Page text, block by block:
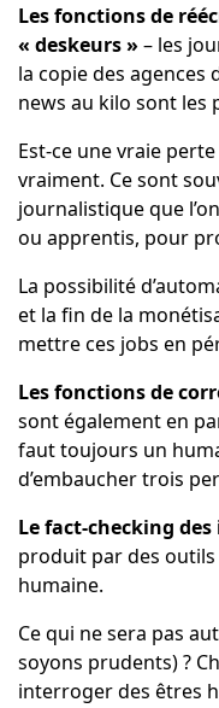
Les fonctions de
« deskeurs »– les
la copie des
news au kilo sont les
Est-ce une vraie
vraiment. Ce sont
journalistique que
ou apprentis, pour
La possibilité
et la fin de la
mettre ces jobs en
Les fonctions de
sont également en
faut toujours un
d’embaucher trois
Le fact-checking
produit par des
humaine.
Ce qui ne sera pas
soyons prudents) ?
interroger des êtres